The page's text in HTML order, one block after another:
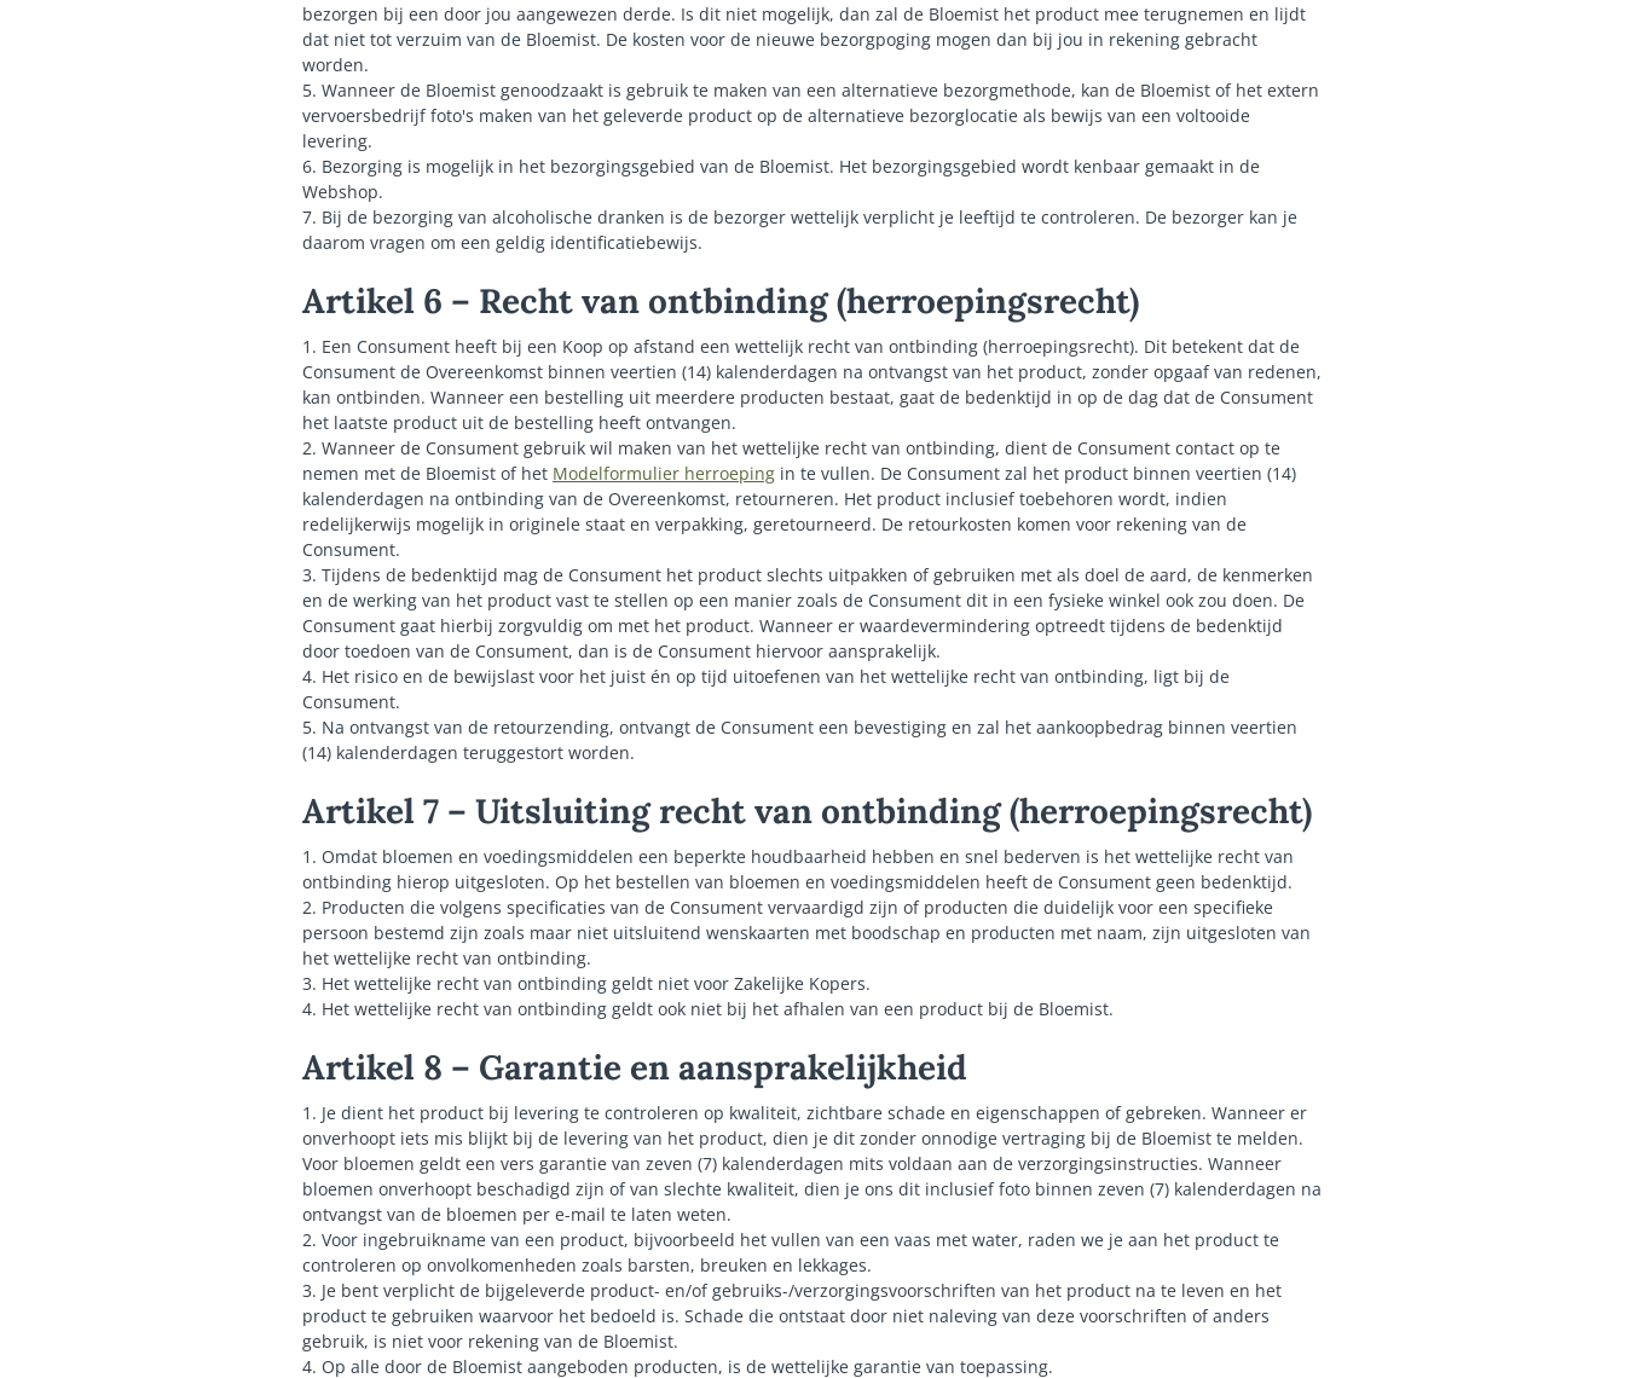
bezorgen bij een door jou aangewezen derde. Is dit niet mogelijk, dan zal de Bloemist het product mee terugnemen en lijdt
dat niet tot verzuim van de Bloemist. De kosten voor de nieuwe bezorgpoging mogen dan bij jou in rekening gebracht
worden.
5. Wanneer de Bloemist genoodzaakt is gebruik te maken van een alternatieve bezorgmethode, kan de Bloemist of het extern
vervoersbedrijf foto's maken van het geleverde product op de alternatieve bezorglocatie als bewijs van een voltooide
levering.
6. Bezorging is mogelijk in het bezorgingsgebied van de Bloemist. Het bezorgingsgebied wordt kenbaar gemaakt in de
Webshop.
7. Bij de bezorging van alcoholische dranken is de bezorger wettelijk verplicht je leeftijd te controleren. De bezorger kan je
daarom vragen om een geldig identificatiebewijs.
Artikel 6 – Recht van ontbinding (herroepingsrecht)
1. Een Consument heeft bij een Koop op afstand een wettelijk recht van ontbinding (herroepingsrecht). Dit betekent dat de
Consument de Overeenkomst binnen veertien (14) kalenderdagen na ontvangst van het product, zonder opgaaf van redenen,
kan ontbinden. Wanneer een bestelling uit meerdere producten bestaat, gaat de bedenktijd in op de dag dat de Consument
het laatste product uit de bestelling heeft ontvangen.
2. Wanneer de Consument gebruik wil maken van het wettelijke recht van ontbinding, dient de Consument contact op te
nemen met de Bloemist of het Modelformulier herroeping in te vullen. De Consument zal het product binnen veertien (14)
kalenderdagen na ontbinding van de Overeenkomst, retourneren. Het product inclusief toebehoren wordt, indien
redelijkerwijs mogelijk in originele staat en verpakking, geretourneerd. De retourkosten komen voor rekening van de
Consument.
3. Tijdens de bedenktijd mag de Consument het product slechts uitpakken of gebruiken met als doel de aard, de kenmerken
en de werking van het product vast te stellen op een manier zoals de Consument dit in een fysieke winkel ook zou doen. De
Consument gaat hierbij zorgvuldig om met het product. Wanneer er waardevermindering optreedt tijdens de bedenktijd
door toedoen van de Consument, dan is de Consument hiervoor aansprakelijk.
4. Het risico en de bewijslast voor het juist én op tijd uitoefenen van het wettelijke recht van ontbinding, ligt bij de
Consument.
5. Na ontvangst van de retourzending, ontvangt de Consument een bevestiging en zal het aankoopbedrag binnen veertien
(14) kalenderdagen teruggestort worden.
Artikel 7 – Uitsluiting recht van ontbinding (herroepingsrecht)
1. Omdat bloemen en voedingsmiddelen een beperkte houdbaarheid hebben en snel bederven is het wettelijke recht van
ontbinding hierop uitgesloten. Op het bestellen van bloemen en voedingsmiddelen heeft de Consument geen bedenktijd.
2. Producten die volgens specificaties van de Consument vervaardigd zijn of producten die duidelijk voor een specifieke
persoon bestemd zijn zoals maar niet uitsluitend wenskaarten met boodschap en producten met naam, zijn uitgesloten van
het wettelijke recht van ontbinding.
3. Het wettelijke recht van ontbinding geldt niet voor Zakelijke Kopers.
4. Het wettelijke recht van ontbinding geldt ook niet bij het afhalen van een product bij de Bloemist.
Artikel 8 – Garantie en aansprakelijkheid
1. Je dient het product bij levering te controleren op kwaliteit, zichtbare schade en eigenschappen of gebreken. Wanneer er
onverhoopt iets mis blijkt bij de levering van het product, dien je dit zonder onnodige vertraging bij de Bloemist te melden.
Voor bloemen geldt een vers garantie van zeven (7) kalenderdagen mits voldaan aan de verzorgingsinstructies. Wanneer
bloemen onverhoopt beschadigd zijn of van slechte kwaliteit, dien je ons dit inclusief foto binnen zeven (7) kalenderdagen na
ontvangst van de bloemen per e-mail te laten weten.
2. Voor ingebruikname van een product, bijvoorbeeld het vullen van een vaas met water, raden we je aan het product te
controleren op onvolkomenheden zoals barsten, breuken en lekkages.
3. Je bent verplicht de bijgeleverde product- en/of gebruiks-/verzorgingsvoorschriften van het product na te leven en het
product te gebruiken waarvoor het bedoeld is. Schade die ontstaat door niet naleving van deze voorschriften of anders
gebruik, is niet voor rekening van de Bloemist.
4. Op alle door de Bloemist aangeboden producten, is de wettelijke garantie van toepassing.